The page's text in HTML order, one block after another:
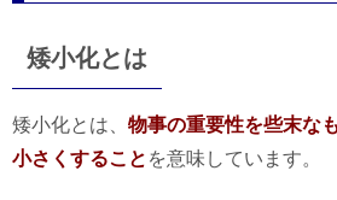
矮小化とは
矮小化とは、 物事の重要性を些末な
小さくすること を意味しています。